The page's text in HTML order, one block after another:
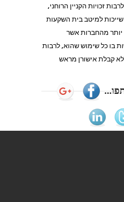
זכויות הקניין הרוחני,
למיטב בית השקעות
מהחברות אשר
בו כל שימוש שהוא, לרבות
קבלת אישורן מראש